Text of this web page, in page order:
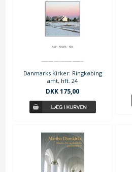
Danmarks Kirker: Ringkøbing
amt, hft. 24
DKK 175,00